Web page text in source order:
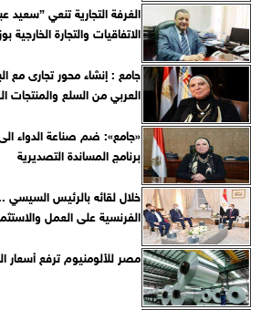
الغرفة التجارية تنعي
الاتفاقيات والتجارة الخارجية
جامع : إنشاء محور تجارى مع
العربي من السلع والمنتجات
«جامع»: ضم صناعة الدواء
برنامج المساندة التصديرية
خلال لقائه بالرئيس
الفرنسية على العمل
مصر للألومنيوم ترفع أسعار الطن بنحو 4